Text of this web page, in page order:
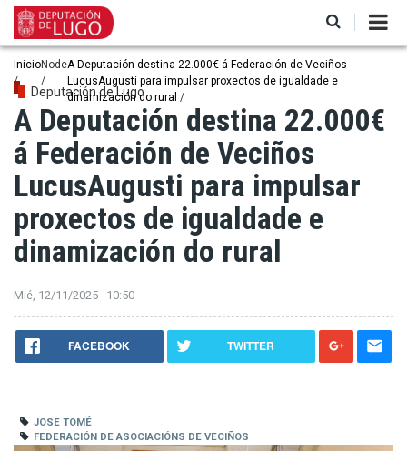
Pasar
contenido
principal
Ruta
de
navegación
InicioNodeA Deputación destina 22.000€ á Federación de Veciños
LucusAugusti para impulsar proxectos de igualdade e
dinamización do rural
Deputación de Lugo
A Deputación destina 22.000€
á Federación de Veciños
LucusAugusti para impulsar
proxectos de igualdade e
dinamización do rural
Mié, 12/11/2025 - 10:50
FACEBOOK TWITTER
JOSE TOMÉ
FEDERACIÓN DE ASOCIACIÓNS DE VECIÑOS